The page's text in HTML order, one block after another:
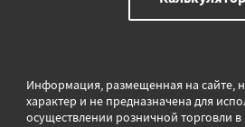
Информация, размещенная на сайте,
характер и не предназначена для
осуществлении розничной торговли в